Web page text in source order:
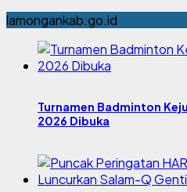
lamongankab.go.id
Turnamen Badminton
2026 Dibuka